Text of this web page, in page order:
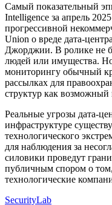
Самый показательный
Intelligence за апрель
прогрессивной
Union о вреде дата-
Джорджии. В ролике не
людей или имущества.
мониторингу обычный
рассылках для
структур как возможный
Реальные угрозы дата-
инфраструктуре
технологического
для наблюдения за
силовики проведут
публичным спором о
технологические
SecurityLab